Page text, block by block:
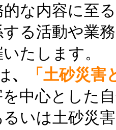
な内容に至
する活動や業
たします。
、
「土砂災害
中心とした
いは土砂災